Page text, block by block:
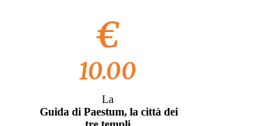
€
10.00
La
Guida di Paestum, la città dei